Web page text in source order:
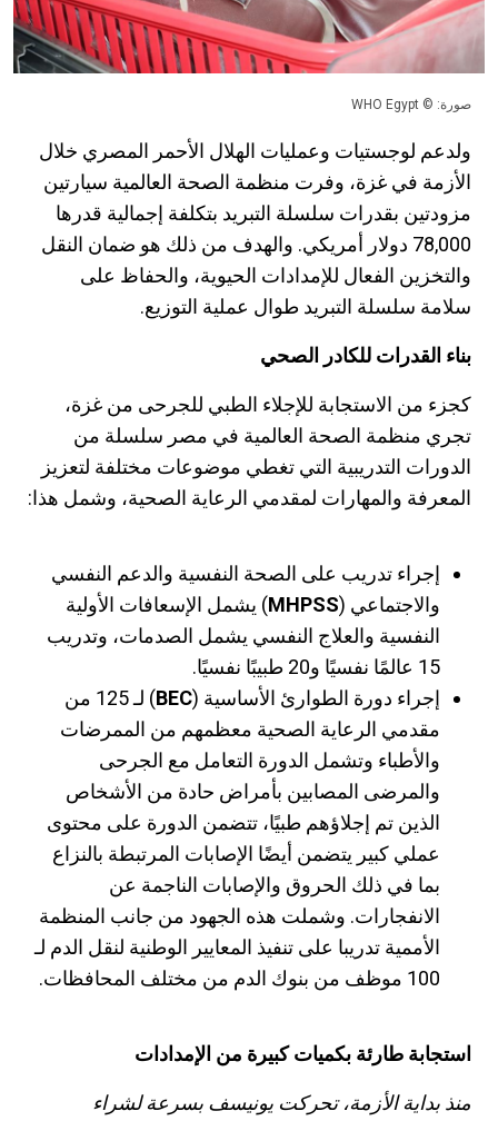
صورة: © WHO Egypt
ولدعم لوجستيات وعمليات الهلال الأحمر المصري خلال
الأزمة في غزة، وفرت منظمة الصحة العالمية سيارتين
مزودتين بقدرات سلسلة التبريد بتكلفة إجمالية قدرها
78,000 دولار أمريكي. والهدف من ذلك هو ضمان النقل
والتخزين الفعال للإمدادات الحيوية، والحفاظ على
سلامة سلسلة التبريد طوال عملية التوزيع.
بناء القدرات للكادر الصحي
كجزء من الاستجابة للإجلاء الطبي للجرحى من غزة،
تجري منظمة الصحة العالمية في مصر سلسلة من
الدورات التدريبية التي تغطي موضوعات مختلفة لتعزيز
المعرفة والمهارات لمقدمي الرعاية الصحية، وشمل هذا:
إجراء تدريب على الصحة النفسية والدعم النفسي
والاجتماعي (MHPSS) يشمل الإسعافات الأولية
النفسية والعلاج النفسي يشمل الصدمات، وتدريب
15 عالمًا نفسيًا و20 طبيبًا نفسيًا.
إجراء دورة الطوارئ الأساسية (BEC
) لـ 125 من
مقدمي الرعاية الصحية معظمهم من الممرضات
والأطباء وتشمل الدورة التعامل مع الجرحى
والمرضى المصابين بأمراض حادة من الأشخاص
الذين تم إجلاؤهم طبيًا، تتضمن الدورة على محتوى
عملي كبير يتضمن أيضًا الإصابات المرتبطة بالنزاع
بما في ذلك الحروق والإصابات الناجمة عن
الانفجارات. وشملت هذه الجهود من جانب المنظمة
الأممية تدريبا على تنفيذ المعايير الوطنية لنقل الدم لـ
100 موظف من بنوك الدم من مختلف المحافظات.
استجابة طارئة بكميات كبيرة من الإمدادات
منذ بداية الأزمة، تحركت يونيسف بسرعة لشراء